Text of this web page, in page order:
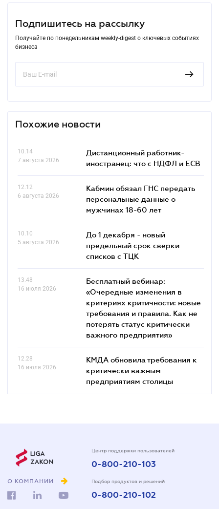
Подпишитесь на рассылку
Получайте по понедельникам weekly-digest о ключевых событиях
бизнеса
Похожие новости
10.14
7 августа 2026
Дистанционный работник-
иностранец: что с НДФЛ и ЕСВ
12.12
6 августа 2026
Кабмин обязал ГНС передать
персональные данные о
мужчинах 18-60 лет
10.10
5 августа 2026
До 1 декабря - новый
предельный срок сверки
списков c ТЦК
13.48
16 июля 2026
Бесплатный вебинар:
«Очередные изменения в
критериях критичности: новые
требования и правила. Как не
потерять статус критически
важного предприятия»
12.28
16 июля 2026
КМДА обновила требования к
критически важным
предприятиям столицы
О КОМПАНИИ
Центр поддержки пользователей
0-800-210-103
Подбор продуктов и решений
0-800-210-102